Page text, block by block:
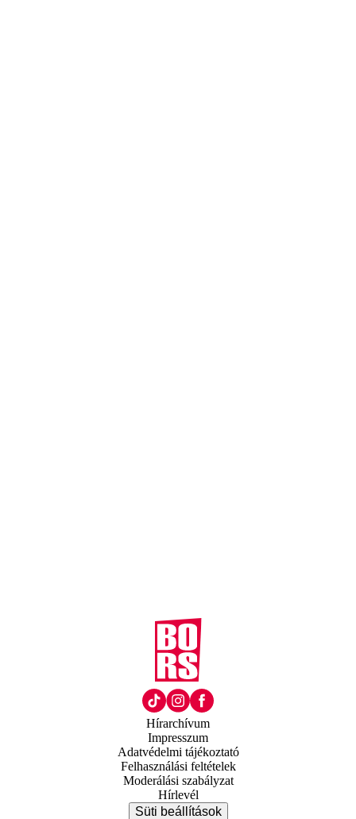
Hírarchívum
Impresszum
Adatvédelmi tájékoztató
Felhasználási feltételek
Moderálási szabályzat
Hírlevél
Süti beállítások